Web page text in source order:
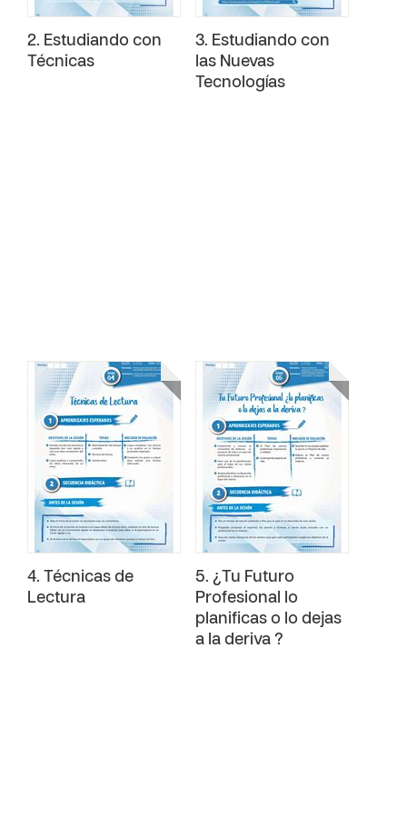
2. Estudiando con
Técnicas
3. Estudiando con
las Nuevas
Tecnologías
4. Técnicas de
Lectura
5. ¿Tu Futuro
Profesional lo
planificas o lo dejas
a la deriva ?